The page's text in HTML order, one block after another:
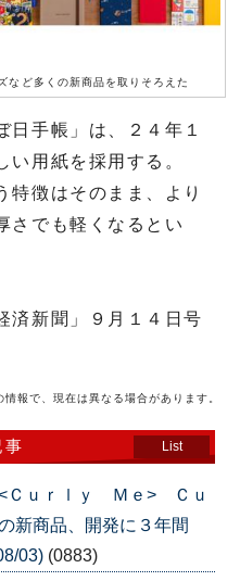
など多くの新商品を取りそろえた
手帳」は、２４年１
い用紙を採用する。
特徴はそのまま、より
さでも軽くなるとい
済新聞」９月１４日号
報で、現在は異なる場合があります。
List
Ｃｕｒｌｙ Ｍｅ> Ｃｕ
新商品、開発に３年間
03) (0883)